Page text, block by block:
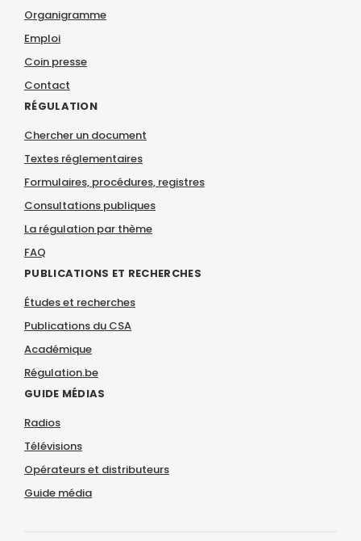
Organigramme
Emploi
Coin presse
Contact
RÉGULATION
Chercher un document
Textes réglementaires
Formulaires, procédures, registres
Consultations publiques
La régulation par thème
FAQ
PUBLICATIONS ET RECHERCHES
Études et recherches
Publications du CSA
Académique
Régulation.be
GUIDE MÉDIAS
Radios
Télévisions
Opérateurs et distributeurs
Guide média